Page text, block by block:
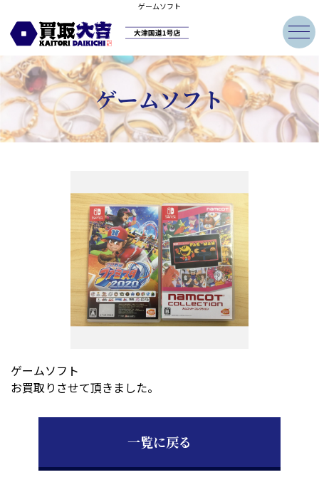
ゲームソフト
貴金属・ブランド買取のコツ
買取品目
買取の流れ
お客様の声
よくある質問
店舗情報
お問い合わせ
ゲームソフト
ゲームソフト
お買取りさせて頂きました。
一覧に戻る